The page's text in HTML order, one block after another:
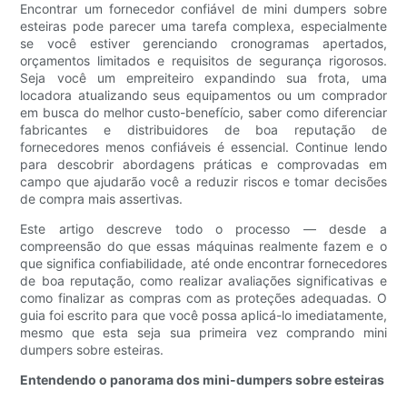
Encontrar um fornecedor confiável de mini dumpers sobre
esteiras pode parecer uma tarefa complexa, especialmente
se você estiver gerenciando cronogramas apertados,
orçamentos limitados e requisitos de segurança rigorosos.
Seja você um empreiteiro expandindo sua frota, uma
locadora atualizando seus equipamentos ou um comprador
em busca do melhor custo-benefício, saber como diferenciar
fabricantes e distribuidores de boa reputação de
fornecedores menos confiáveis ​​é essencial. Continue lendo
para descobrir abordagens práticas e comprovadas em
campo que ajudarão você a reduzir riscos e tomar decisões
de compra mais assertivas.
Este artigo descreve todo o processo — desde a
compreensão do que essas máquinas realmente fazem e o
que significa confiabilidade, até onde encontrar fornecedores
de boa reputação, como realizar avaliações significativas e
como finalizar as compras com as proteções adequadas. O
guia foi escrito para que você possa aplicá-lo imediatamente,
mesmo que esta seja sua primeira vez comprando mini
dumpers sobre esteiras.
Entendendo o panorama dos mini-dumpers sobre esteiras